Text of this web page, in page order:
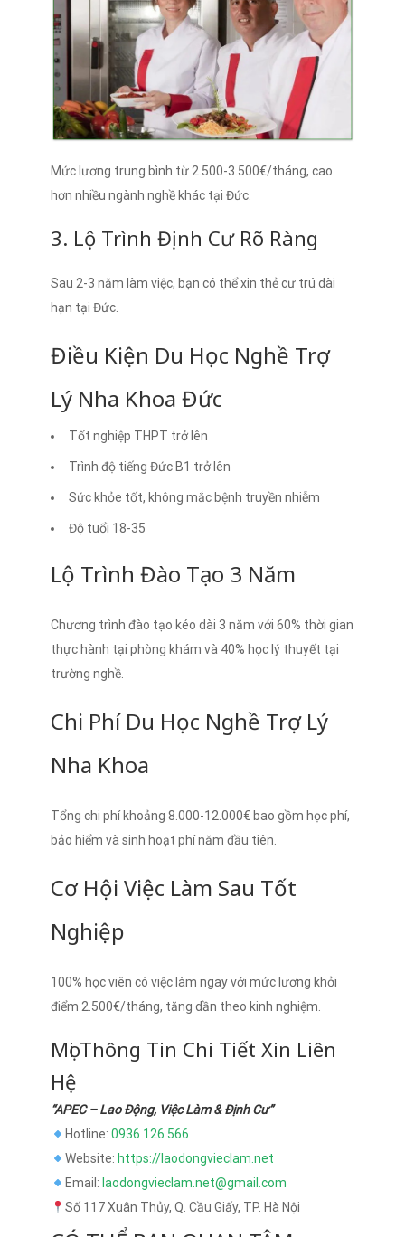
Mức lương trung bình từ 2.500-3.500€/tháng, cao
hơn nhiều ngành nghề khác tại Đức.
3. Lộ Trình Định Cư Rõ Ràng
Sau 2-3 năm làm việc, bạn có thể xin thẻ cư trú dài
hạn tại Đức.
Điều Kiện Du Học Nghề Trợ
Lý Nha Khoa Đức
Tốt nghiệp THPT trở lên
Trình độ tiếng Đức B1 trở lên
Sức khỏe tốt, không mắc bệnh truyền nhiễm
Độ tuổi 18-35
Lộ Trình Đào Tạo 3 Năm
Chương trình đào tạo kéo dài 3 năm với 60% thời gian
thực hành tại phòng khám và 40% học lý thuyết tại
trường nghề.
Chi Phí Du Học Nghề Trợ Lý
Nha Khoa
Tổng chi phí khoảng 8.000-12.000€ bao gồm học phí,
bảo hiểm và sinh hoạt phí năm đầu tiên.
Cơ Hội Việc Làm Sau Tốt
Nghiệp
100% học viên có việc làm ngay với mức lương khởi
điểm 2.500€/tháng, tăng dần theo kinh nghiệm.
Mọi Thông Tin Chi Tiết Xin Liên
Hệ
“APEC – Lao Động, Việc Làm & Định Cư”
Hotline: 0936 126 566
Website: https://laodongvieclam.net
Email: laodongvieclam.net@gmail.com
Số 117 Xuân Thủy, Q. Cầu Giấy, TP. Hà Nội